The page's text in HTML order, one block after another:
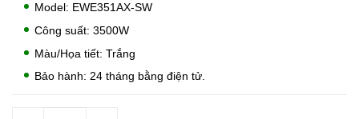
Model: EWE351AX-SW
Công suất: 3500W
Màu/Họa tiết: Trắng
Bảo hành: 24 tháng bằng điện tử.